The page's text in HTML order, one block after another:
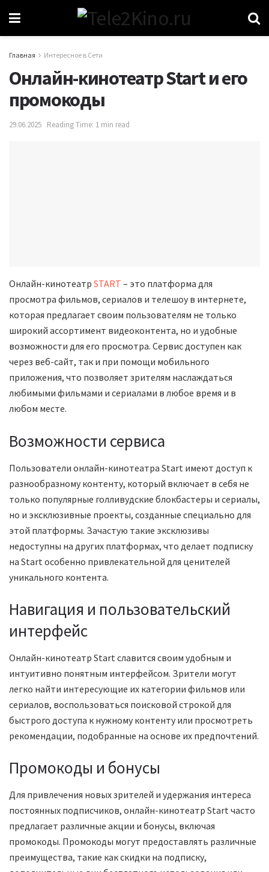
Главная Интересное в Сети
Онлайн-кинотеатр Start и его
промокоды
29.06.2025 Reading Time: 1 min read
Онлайн-кинотеатр START – это платформа для
просмотра фильмов, сериалов и телешоу в интернете,
которая предлагает своим пользователям не только
широкий ассортимент видеоконтента, но и удобные
возможности для его просмотра. Сервис доступен как
через веб-сайт, так и при помощи мобильного
приложения, что позволяет зрителям наслаждаться
любимыми фильмами и сериалами в любое время и в
любом месте.
Возможности сервиса
Пользователи онлайн-кинотеатра Start имеют доступ к
разнообразному контенту, который включает в себя не
только популярные голливудские блокбастеры и сериалы,
но и эксклюзивные проекты, созданные специально для
этой платформы. Зачастую такие эксклюзивы
недоступны на других платформах, что делает подписку
на Start особенно привлекательной для ценителей
уникального контента.
Навигация и пользовательский
интерфейс
Онлайн-кинотеатр Start славится своим удобным и
интуитивно понятным интерфейсом. Зрители могут
легко найти интересующие их категории фильмов или
сериалов, воспользоваться поисковой строкой для
быстрого доступа к нужному контенту или просмотреть
рекомендации, подобранные на основе их предпочтений.
Промокоды и бонусы
Для привлечения новых зрителей и удержания интереса
постоянных подписчиков, онлайн-кинотеатр Start часто
предлагает различные акции и бонусы, включая
промокоды. Промокоды могут предоставлять различные
преимущества, такие как скидки на подписку,